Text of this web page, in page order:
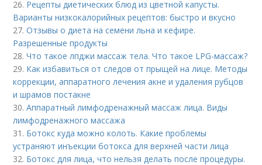
26. Рецепты диетических блюд из цветной капусты.
Варианты низкокалорийных рецептов: быстро и вкусно
27.Отзывы о диета на семени льна и кефире.
Разрешенные продукты
28.Что такое лпджи массаж тела. Что такое LPG-массаж?
29. Как избавиться от следов от прыщей на лице. Методы
коррекции, аппаратного лечения акне и удаления рубцов
и шрамов постакне
30.Аппаратный лимфодренажный массаж лица. Виды
лимфодренажного массажа
31. Ботокс куда можно колоть. Какие проблемы
устраняют инъекции ботокса для верхней части лица
32. Ботокс для лица, что нельзя делать после процедуры.